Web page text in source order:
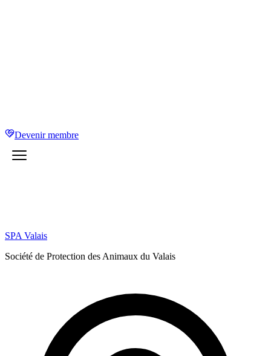
Devenir membre
SPA Valais
Société de Protection des Animaux du Valais